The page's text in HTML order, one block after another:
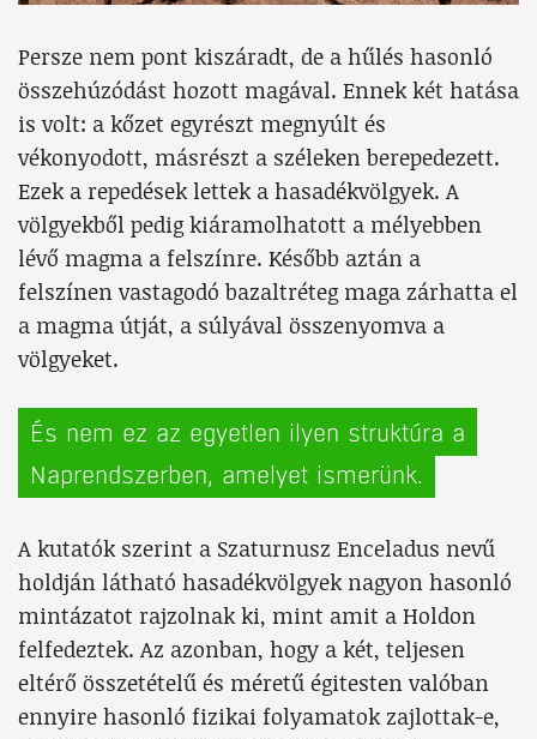
Persze nem pont kiszáradt, de a hűlés hasonló
összehúzódást hozott magával. Ennek két hatása
is volt: a kőzet egyrészt megnyúlt és
vékonyodott, másrészt a széleken berepedezett.
Ezek a repedések lettek a hasadékvölgyek. A
völgyekből pedig kiáramolhatott a mélyebben
lévő magma a felszínre. Később aztán a
felszínen vastagodó bazaltréteg maga zárhatta el
a magma útját, a súlyával összenyomva a
völgyeket.
És nem ez az egyetlen ilyen struktúra a
Naprendszerben, amelyet ismerünk.
A kutatók szerint a Szaturnusz Enceladus nevű
holdján látható hasadékvölgyek nagyon hasonló
mintázatot rajzolnak ki, mint amit a Holdon
felfedeztek. Az azonban, hogy a két, teljesen
eltérő összetételű és méretű égitesten valóban
ennyire hasonló fizikai folyamatok zajlottak-e,